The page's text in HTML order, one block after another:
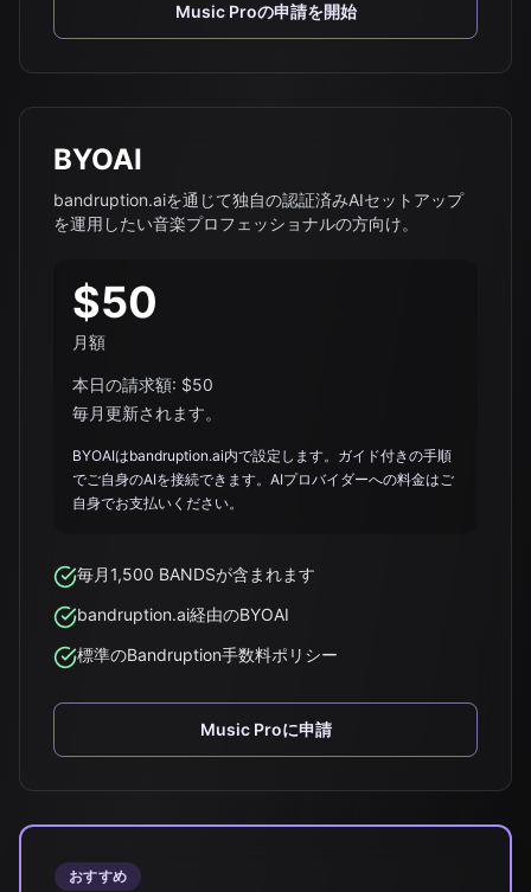
Music Proの申請を開始
BYOAI
bandruption.aiを通じて独自の認証済みAIセットアップ
を運用したい音楽プロフェッショナルの方向け。
$50
月額
本日の請求額: $50
毎月更新されます。
BYOAIはbandruption.ai内で設定します。ガイド付きの手順
でご自身のAIを接続できます。AIプロバイダーへの料金はご
自身でお支払いください。
毎月1,500 BANDSが含まれます
bandruption.ai経由のBYOAI
標準のBandruption手数料ポリシー
Music Proに申請
おすすめ